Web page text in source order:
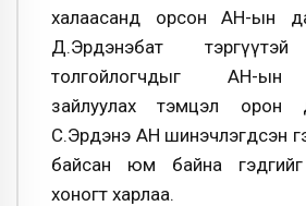
халаасанд орсон АН-ын
Д.Эрдэнэбат
толгойлогчдыг АН-ын
зайлуулах тэмцэл орон
С.Эрдэнэ АН шинэчлэгдсэн
байсан юм байна гэдгийг
хоногт харлаа.